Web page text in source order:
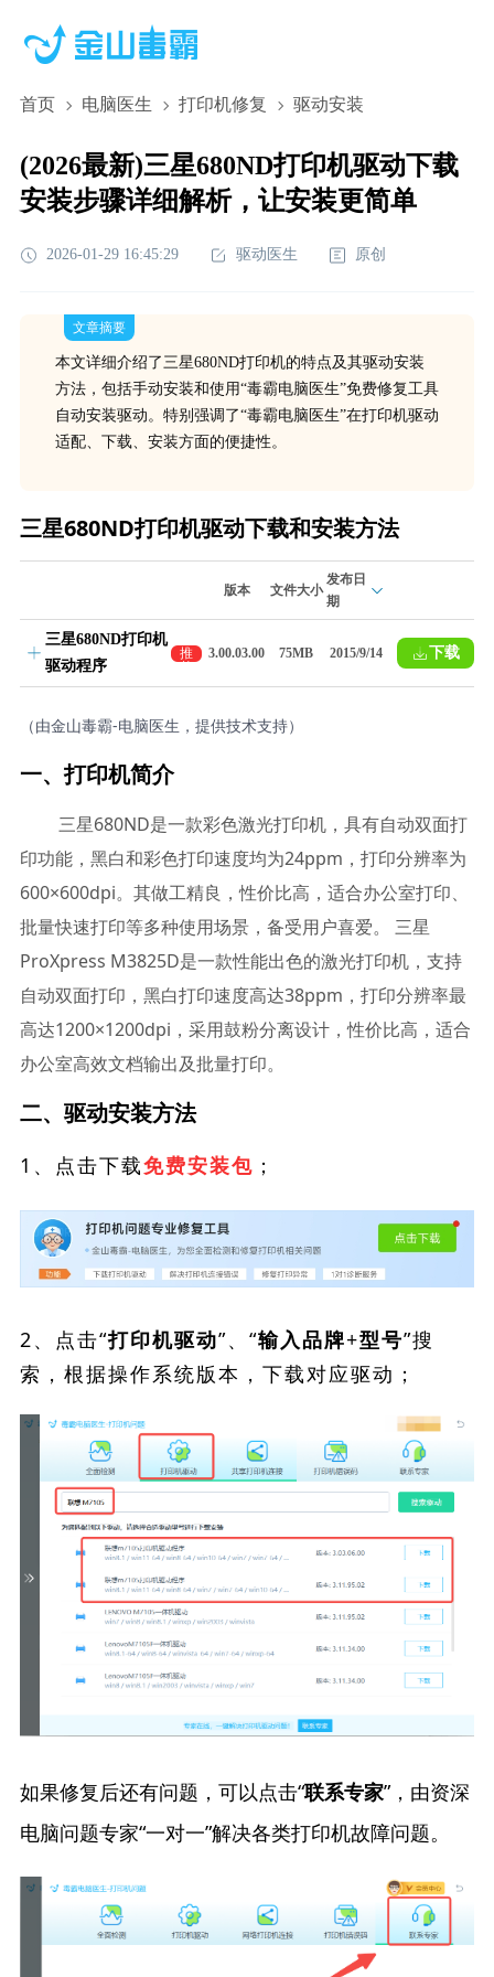
首页 电脑医生 打印机修复 驱动安装
(2026最新)三星680ND打印机驱动下载
安装步骤详细解析，让安装更简单
2026-01-29 16:45:29 驱动医生 原创
文章摘要
本文详细介绍了三星680ND打印机的特点及其驱动安装
方法，包括手动安装和使用“毒霸电脑医生”免费修复工具
自动安装驱动。特别强调了“毒霸电脑医生”在打印机驱动
适配、下载、安装方面的便捷性。
三星680ND打印机驱动下载和安装方法
版本 文件大小
发布日
期
三星680ND打印机
驱动程序
推
荐
3.00.03.00 75MB 2015/9/14 下载
（由金山毒霸-电脑医生，提供技术支持）
一、打印机简介
三星680ND是一款彩色激光打印机，具有自动双面打
印功能，黑白和彩色打印速度均为24ppm，打印分辨率为
600×600dpi。其做工精良，性价比高，适合办公室打印、
批量快速打印等多种使用场景，备受用户喜爱。 三星
ProXpress M3825D是一款性能出色的激光打印机，支持
自动双面打印，黑白打印速度高达38ppm，打印分辨率最
高达1200×1200dpi，采用鼓粉分离设计，性价比高，适合
办公室高效文档输出及批量打印。
二、驱动安装方法
1、点击下载免费安装包 ；
2、点击“打印机驱动”、“输入品牌+型号”搜
索，根据操作系统版本，下载对应驱动；
如果修复后还有问题，可以点击“联系专家”，由资深
电脑问题专家“一对一”解决各类打印机故障问题。